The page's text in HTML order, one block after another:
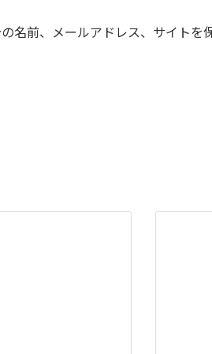
名前、メールアドレス、サイトを